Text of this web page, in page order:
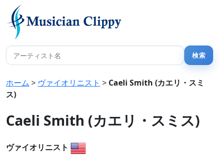
ホーム > ヴァイオリニスト > Caeli Smith (カエリ・スミ
ス)
Caeli Smith (カエリ・スミス)
ヴァイオリニスト